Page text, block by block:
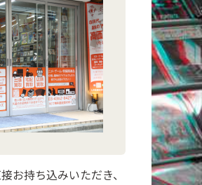
お持ち込みいただき、